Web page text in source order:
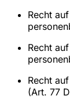
Recht
Recht
Recht
(Art. 77